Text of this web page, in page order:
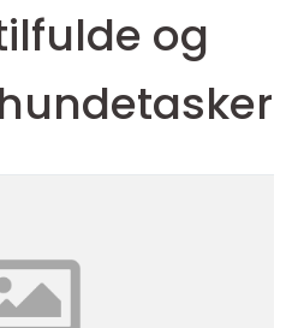
og